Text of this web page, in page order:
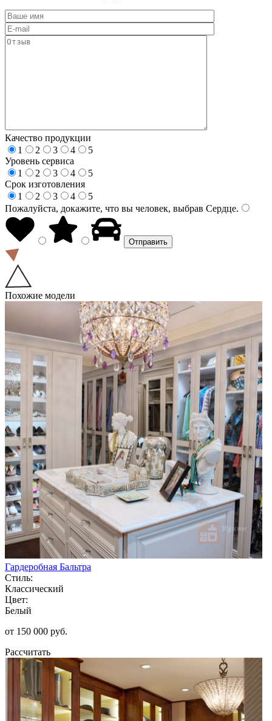
Качество продукции
1
2 3 4
5
Уровень сервиса
1
2 3 4
5
Срок изготовления
1
2 3 4
5
Пожалуйста, докажите, что вы человек, выбрав Сердце.
Похожие модели
Гардеробная Бальтра
Стиль:
Классический
Цвет:
Белый
от 150 000 руб.
Рассчитать